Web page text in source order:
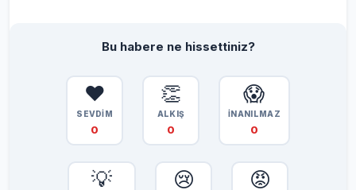
Bu habere ne hissettiniz?
❤️
SEVDİM
0
👏
ALKIŞ
0
😱
İNANILMAZ
0
💡 😢 😡